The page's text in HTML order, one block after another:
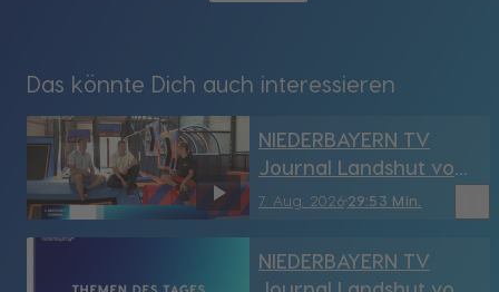
Das könnte Dich auch interessieren
7. Aug. 202629:53 Min.
NIEDERBAYERN TV
Journal Landshut vom
7.08.2026
NIEDERBAYERN TV